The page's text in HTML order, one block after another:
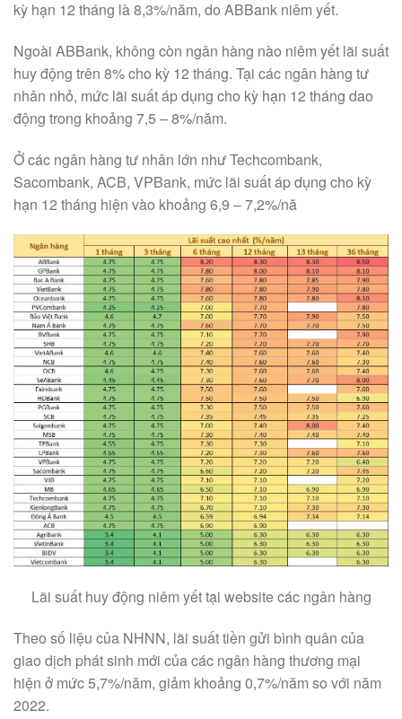
kỳ hạn 12 tháng là 8,3%/năm, do ABBank niêm yết.
Ngoài ABBank, không còn ngân hàng nào niêm yết lãi suất
huy động trên 8% cho kỳ 12 tháng. Tại các ngân hàng tư
nhân nhỏ, mức lãi suất áp dụng cho kỳ hạn 12 tháng dao
động trong khoảng 7,5 – 8%/năm.
Ở các ngân hàng tư nhân lớn như Techcombank,
Sacombank, ACB, VPBank, mức lãi suất áp dụng cho kỳ
hạn 12 tháng hiện vào khoảng 6,9 – 7,2%/nă
Lãi suất huy động niêm yết tại website các ngân hàng
Theo số liệu của NHNN, lãi suất tiền gửi bình quân của
giao dịch phát sinh mới của các ngân hàng thương mại
hiện ở mức 5,7%/năm, giảm khoảng 0,7%/năm so với năm
2022.